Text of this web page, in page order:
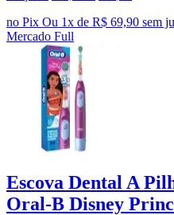
no Pix Ou 1x de R$ 69,90 sem
Mercado Full
Escova Dental A
Oral-B Disney